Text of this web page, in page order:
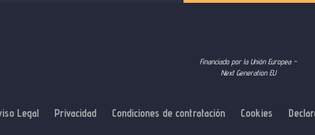
Financiado por la Unión Europea –
Next Generation EU
Legal Privacidad Condiciones de contratación Cookies